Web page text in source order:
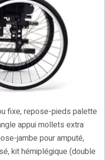
fixe, repose-pieds palette
appui mollets extra
jambe pour amputé,
kit hémiplégique (double